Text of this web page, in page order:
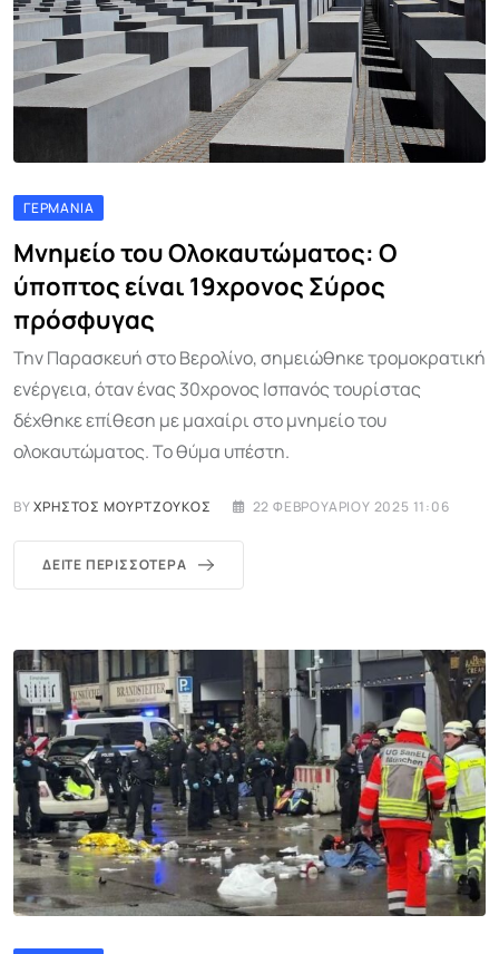
ΓΕΡΜΑΝΊΑ
Μνημείο του Ολοκαυτώματος: Ο
ύποπτος είναι 19χρονος Σύρος
πρόσφυγας
Την Παρασκευή στο Βερολίνο, σημειώθηκε τρομοκρατική
ενέργεια, όταν ένας 30χρονος Ισπανός τουρίστας
δέχθηκε επίθεση με μαχαίρι στο μνημείο του
ολοκαυτώματος. Το θύμα υπέστη.
BYΧΡΉΣΤΟΣ ΜΟΥΡΤΖΟΎΚΟΣ 22 ΦΕΒΡΟΥΑΡΊΟΥ 2025 11:06
ΔΕΊΤΕ ΠΕΡΙΣΣΌΤΕΡΑ